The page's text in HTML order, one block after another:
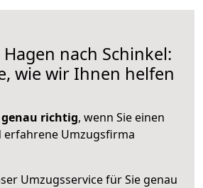
nach Schinkel:
wie wir Ihnen helfen
genau richtig, wenn Sie einen
erfahrene Umzugsfirma
Umzugsservice für Sie genau